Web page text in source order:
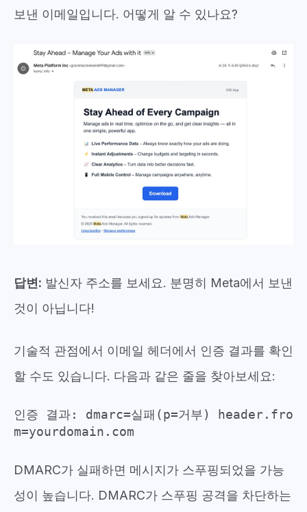
보낸 이메일입니다. 어떻게 알 수 있나요?
답변: 발신자 주소를 보세요. 분명히 Meta에서 보낸
것이 아닙니다!
기술적 관점에서 이메일 헤더에서 인증 결과를 확인
할 수도 있습니다. 다음과 같은 줄을 찾아보세요:
인증 결과: dmarc=실패(p=거부) header.fro
m=yourdomain.com
DMARC가 실패하면 메시지가 스푸핑되었을 가능
성이 높습니다. DMARC가 스푸핑 공격을 차단하는